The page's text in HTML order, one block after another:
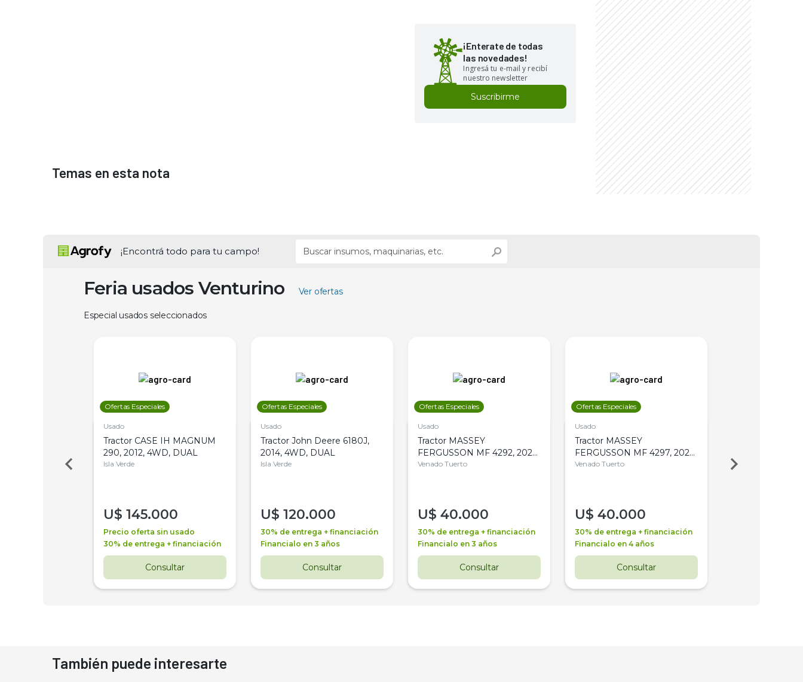
¡Enterate de todas
las novedades!
Ingresá tu e-mail y recibí
nuestro newsletter
Suscribirme
Temas en esta nota
¡Encontrá todo para tu campo!
Feria usados Venturino Ver ofertas
Especial usados seleccionados
Ofertas Especiales
Usado
Tractor CASE IH MAGNUM
290, 2012, 4WD, DUAL
Isla Verde
U$ 145.000
Precio oferta sin usado
30% de entrega + financiación
Consultar
Ofertas Especiales
Usado
Tractor John Deere 6180J,
2014, 4WD, DUAL
Isla Verde
U$ 120.000
30% de entrega + financiación
Financialo en 3 años
Consultar
Ofertas Especiales
Usado
Tractor MASSEY
FERGUSSON MF 4292, 2020,
4WD, PATON
Venado Tuerto
U$ 40.000
30% de entrega + financiación
Financialo en 3 años
Consultar
Ofertas Especiales
Usado
Tractor MASSEY
FERGUSSON MF 4297, 2020,
4WD, PATON
Venado Tuerto
U$ 40.000
30% de entrega + financiación
Financialo en 4 años
Consultar
Venado Tuerto
También puede interesarte